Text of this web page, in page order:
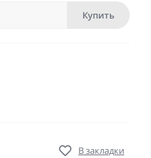
Купить
В закладки